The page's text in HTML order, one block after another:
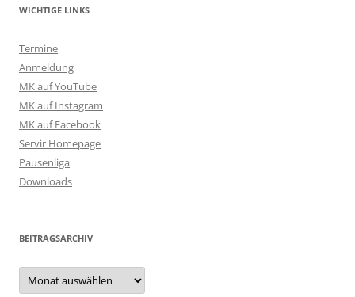
WICHTIGE LINKS
Termine
Anmeldung
MK auf YouTube
MK auf Instagram
MK auf Facebook
Servir Homepage
Pausenliga
Downloads
BEITRAGSARCHIV
Beitragsarchiv